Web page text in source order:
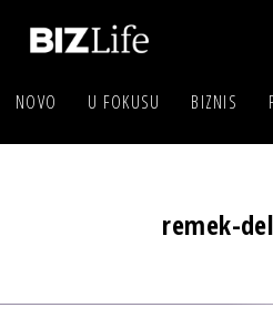
NOVO U FOKUSU BIZNIS
remek-